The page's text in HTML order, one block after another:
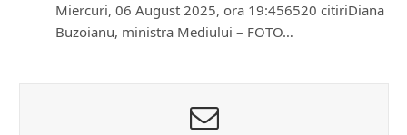
Miercuri, 06 August 2025, ora 19:456520 citiriDiana
Buzoianu, ministra Mediului – FOTO…